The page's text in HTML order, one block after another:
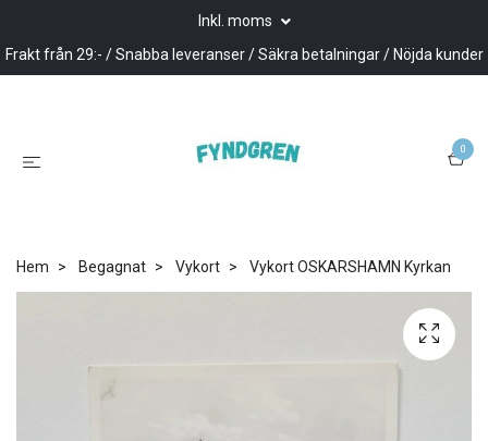
Inkl. moms
Frakt från 29:- / Snabba leveranser / Säkra betalningar / Nöjda kunder
0
Hem Begagnat Vykort Vykort OSKARSHAMN Kyrkan